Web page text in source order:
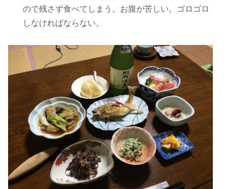
ので残さず食べてしまう。お腹が苦しい。ゴロゴロ
しなければならない。